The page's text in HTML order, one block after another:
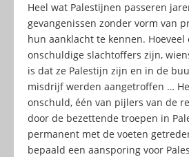
Heel wat Palestijnen passeren
gevangenissen zonder vorm van
hun aanklacht te kennen. Hoeveel
onschuldige slachtoffers zijn,
is dat ze Palestijn zijn en in de
misdrijf werden aangetroffen …
onschuld, één van pijlers van de
door de bezettende troepen in
permanent met de voeten
bepaald een aansporing voor